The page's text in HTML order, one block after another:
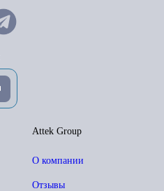
Attek Group
О компании
Отзывы